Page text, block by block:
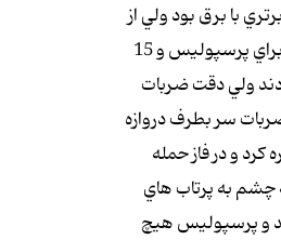
از لحاظ آمار در كل بازي برتري نسبي با پرسپوليس بود به غير از تعداد سانتر كه برق با 16 و پرسپوليس با 13 برتري با برق بود ولي از
هيچكدام از سانترهايش نتوانست استفاده كند و ضربه سري را روانه دروازه حريف كند و در تعداد خطاها 17 براي پرسپوليس و 15
برابر بودند ولي دقت ضربات
ضربات سر بطرف دروازه
و در فاز حمله
چشم به پرتاب هاي
و پرسپوليس هيچ